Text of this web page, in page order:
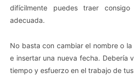
difícilmente puedes traer
adecuada.
No basta con cambiar el nombre o
e insertar una nueva fecha. Debería
tiempo y esfuerzo en el trabajo de